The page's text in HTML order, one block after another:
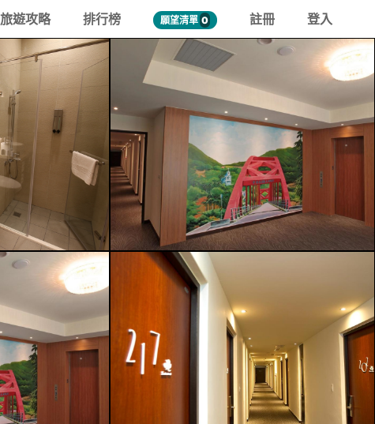
旅遊攻略 排行榜 願望清單 0 註冊 登入